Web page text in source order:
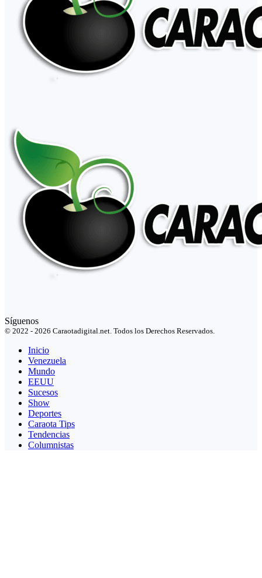
Síguenos
© 2022 - 2026 Caraotadigital.net. Todos los Derechos Reservados.
Inicio
Venezuela
Mundo
EEUU
Sucesos
Show
Deportes
Caraota Tips
Tendencias
Columnistas